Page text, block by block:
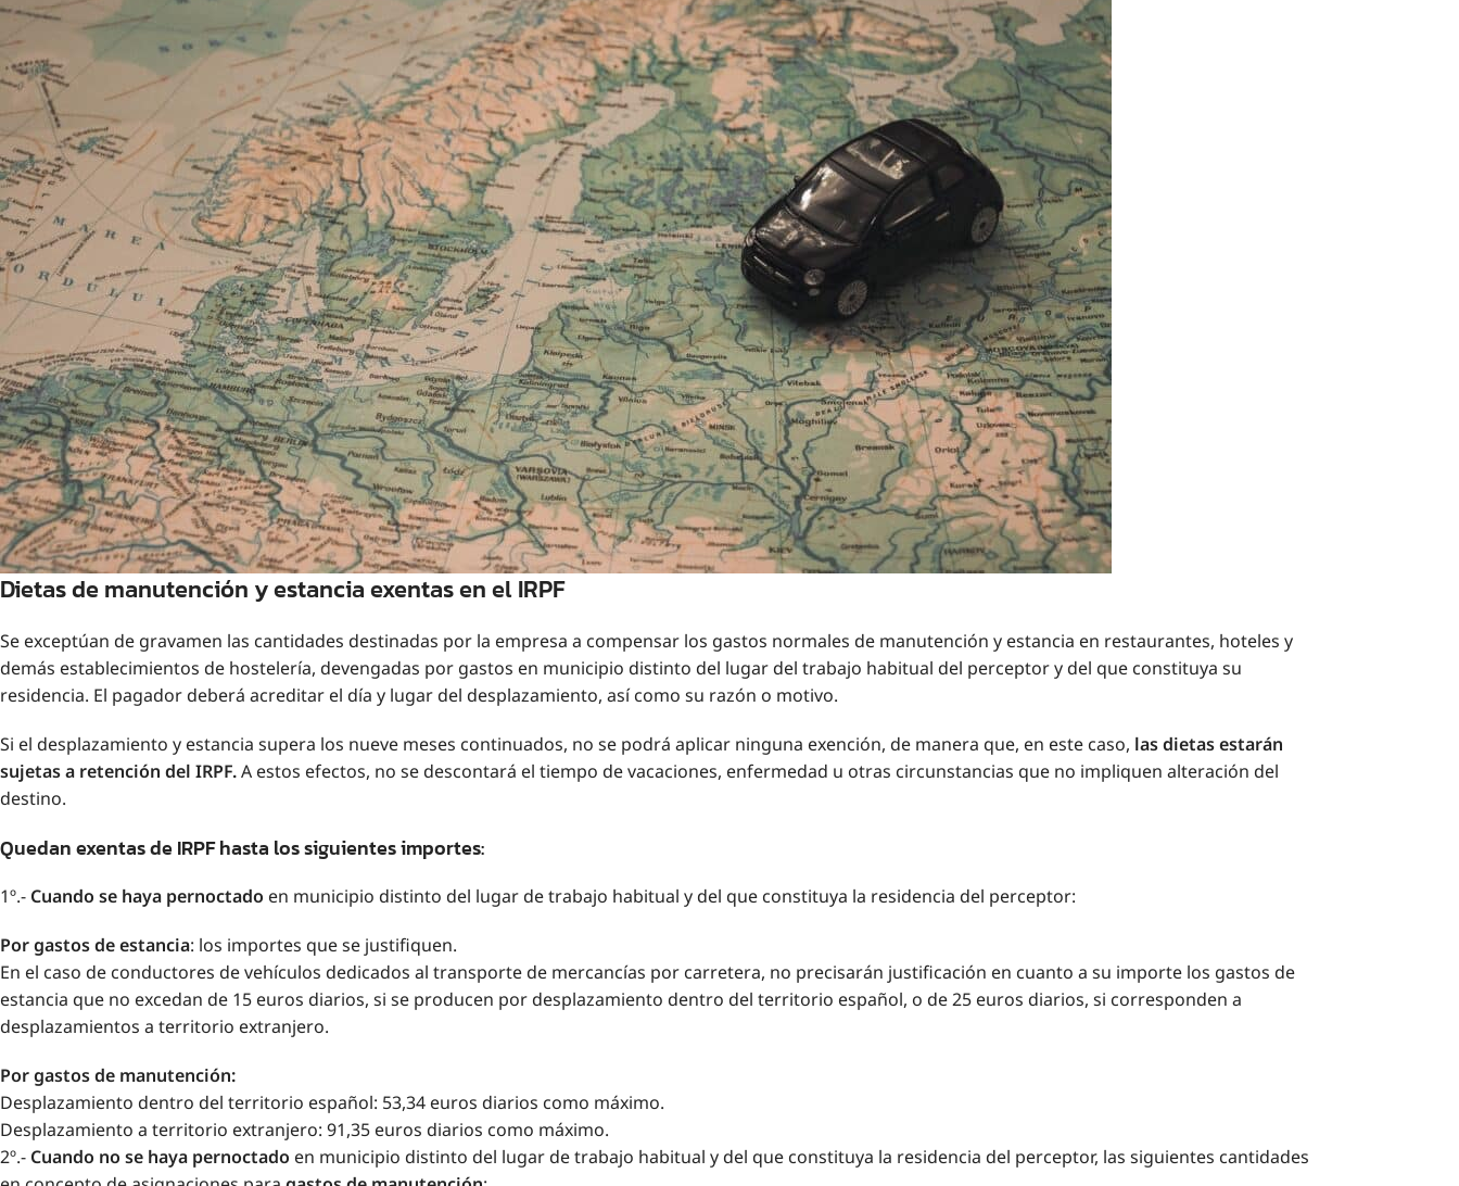
Dietas de manutención y estancia exentas en el IRPF
Se exceptúan de gravamen las cantidades destinadas por la empresa a compensar los gastos normales de manutención y estancia en restaurantes, hoteles y
demás establecimientos de hostelería, devengadas por gastos en municipio distinto del lugar del trabajo habitual del perceptor y del que constituya su
residencia. El pagador deberá acreditar el día y lugar del desplazamiento, así como su razón o motivo.
Si el desplazamiento y estancia supera los nueve meses continuados, no se podrá aplicar ninguna exención, de manera que, en este caso, las dietas estarán
sujetas a retención del IRPF.A estos efectos, no se descontará el tiempo de vacaciones, enfermedad u otras circunstancias que no impliquen alteración del
destino.
Quedan exentas de IRPF hasta los siguientes importes:
1º.- Cuando se haya pernoctado en municipio distinto del lugar de trabajo habitual y del que constituya la residencia del perceptor:
Por gastos de estancia: los importes que se justifiquen.
En el caso de conductores de vehículos dedicados al transporte de mercancías por carretera, no precisarán justificación en cuanto a su importe los gastos de
estancia que no excedan de 15 euros diarios, si se producen por desplazamiento dentro del territorio español, o de 25 euros diarios, si corresponden a
desplazamientos a territorio extranjero.
Por gastos de manutención:
Desplazamiento dentro del territorio español: 53,34 euros diarios como máximo.
Desplazamiento a territorio extranjero: 91,35 euros diarios como máximo.
2º.- Cuando no se haya pernoctado en municipio distinto del lugar de trabajo habitual y del que constituya la residencia del perceptor, las siguientes cantidades